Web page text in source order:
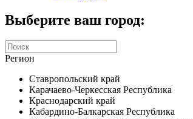
Выберите ваш город:
Регион
Ставропольский край
Карачаево-Черкесская Республика
Краснодарский край
Кабардино-Балкарская Республика